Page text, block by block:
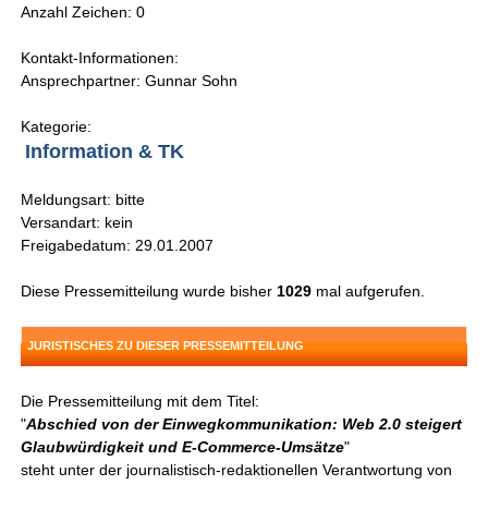
Anzahl Zeichen: 0
Kontakt-Informationen:
Ansprechpartner: Gunnar Sohn
Kategorie:
Information & TK
Meldungsart: bitte
Versandart: kein
Freigabedatum: 29.01.2007
Diese Pressemitteilung wurde bisher 1029 mal aufgerufen.
JURISTISCHES ZU DIESER PRESSEMITTEILUNG
Die Pressemitteilung mit dem Titel:
"Abschied von der Einwegkommunikation: Web 2.0 steigert
Glaubwürdigkeit und E-Commerce-Umsätze"
steht unter der journalistisch-redaktionellen Verantwortung von